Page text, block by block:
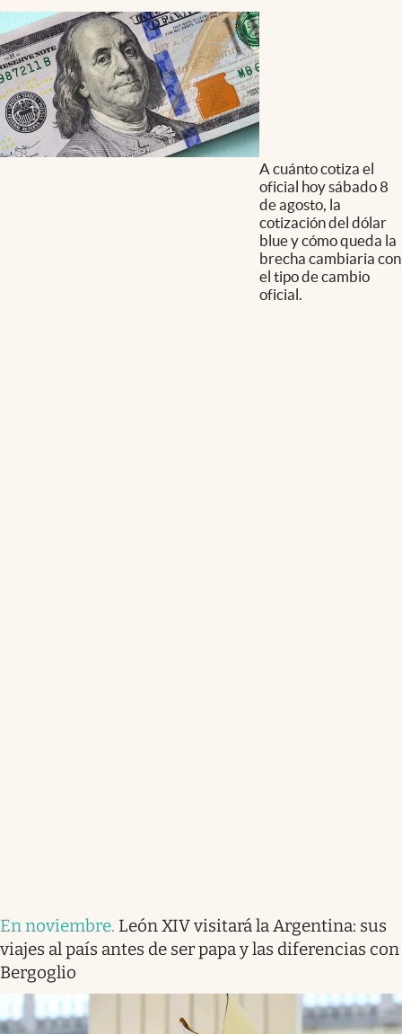
A cuánto cotiza el
oficial hoy sábado 8
de agosto, la
cotización del dólar
blue y cómo queda la
brecha cambiaria con
el tipo de cambio
oficial.
En noviembre. León XIV visitará la Argentina: sus
viajes al país antes de ser papa y las diferencias con
Bergoglio